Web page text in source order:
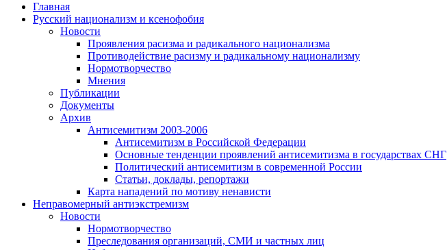
Главная
Русский национализм и ксенофобия
Новости
Проявления расизма и радикального национализма
Противодействие расизму и радикальному национализму
Нормотворчество
Мнения
Публикации
Документы
Архив
Антисемитизм 2003-2006
Антисемитизм в Российской Федерации
Основные тенденции проявлений антисемитизма в государствах СНГ
Политический антисемитизм в современной России
Статьи, доклады, репортажи
Карта нападений по мотиву ненависти
Неправомерный антиэкстремизм
Новости
Нормотворчество
Преследования организаций, СМИ и частных лиц